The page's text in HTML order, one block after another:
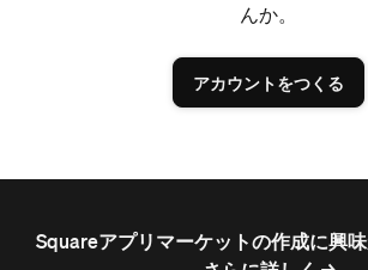
んか。
アカウントをつくる
Squareアプリマーケットの作成に興